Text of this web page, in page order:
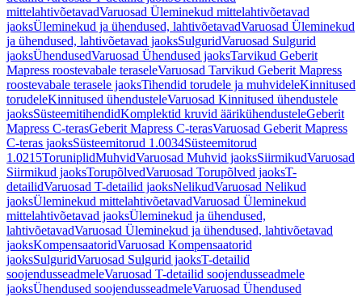
mittelahtivõetavadVaruosad Üleminekud mittelahtivõetavad
jaoksÜleminekud ja ühendused, lahtivõetavadVaruosad Üleminekud
ja ühendused, lahtivõetavad jaoksSulguridVaruosad Sulgurid
jaoksÜhendusedVaruosad Ühendused jaoksTarvikud Geberit
Mapress roostevabale teraseleVaruosad Tarvikud Geberit Mapress
roostevabale terasele jaoksTihendid torudele ja muhvideleKinnitused
torudeleKinnitused ühendusteleVaruosad Kinnitused ühendustele
jaoksSüsteemitihendidKomplektid kruvid äärikühendusteleGeberit
Mapress C-terasGeberit Mapress C-terasVaruosad Geberit Mapress
C-teras jaoksSüsteemitorud 1.0034Süsteemitorud
1.0215ToruniplidMuhvidVaruosad Muhvid jaoksSiirmikudVaruosad
Siirmikud jaoksTorupõlvedVaruosad Torupõlved jaoksT-
detailidVaruosad T-detailid jaoksNelikudVaruosad Nelikud
jaoksÜleminekud mittelahtivõetavadVaruosad Üleminekud
mittelahtivõetavad jaoksÜleminekud ja ühendused,
lahtivõetavadVaruosad Üleminekud ja ühendused, lahtivõetavad
jaoksKompensaatoridVaruosad Kompensaatorid
jaoksSulguridVaruosad Sulgurid jaoksT-detailid
soojendusseadmeleVaruosad T-detailid soojendusseadmele
jaoksÜhendused soojendusseadmeleVaruosad Ühendused